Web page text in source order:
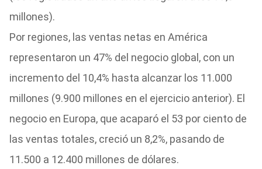
millones).
Por regiones, las ventas netas en América
representaron un 47% del negocio global, con un
incremento del 10,4% hasta alcanzar los 11.000
millones (9.900 millones en el ejercicio anterior). El
negocio en Europa, que acaparó el 53 por ciento de
las ventas totales, creció un 8,2%, pasando de
11.500 a 12.400 millones de dólares.